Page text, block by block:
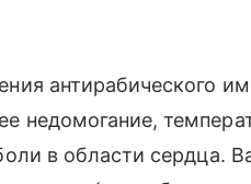
антирабического
недомогание,
в области сердца.